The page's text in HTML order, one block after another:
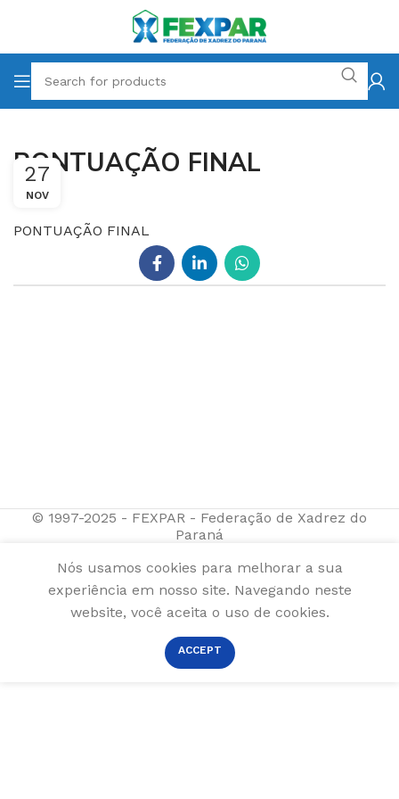
PONTUAÇÃO FINAL
27
NOV
PONTUAÇÃO FINAL
© 1997-2025 - FEXPAR - Federação de Xadrez do
Paraná
Nós usamos cookies para melhorar a sua
experiência em nosso site. Navegando neste
website, você aceita o uso de cookies.
ACCEPT